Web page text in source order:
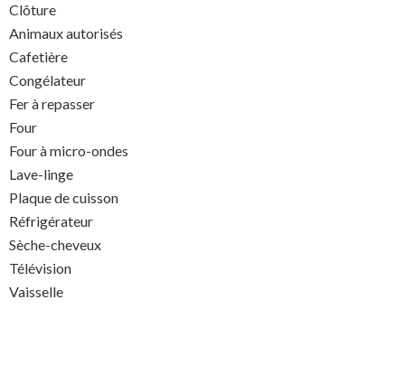
Clôture
Animaux autorisés
Cafetière
Congélateur
Fer à repasser
Four
Four à micro-ondes
Lave-linge
Plaque de cuisson
Réfrigérateur
Sèche-cheveux
Télévision
Vaisselle